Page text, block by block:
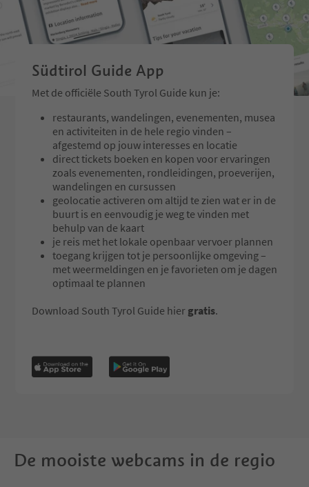
Südtirol Guide App
Met de officiële South Tyrol Guide kun je:
restaurants, wandelingen, evenementen, musea
en activiteiten in de hele regio vinden –
afgestemd op jouw interesses en locatie
direct tickets boeken en kopen voor ervaringen
zoals evenementen, rondleidingen, proeverijen,
wandelingen en cursussen
geolocatie activeren om altijd te zien wat er in de
buurt is en eenvoudig je weg te vinden met
behulp van de kaart
je reis met het lokale openbaar vervoer plannen
toegang krijgen tot je persoonlijke omgeving –
met weermeldingen en je favorieten om je dagen
optimaal te plannen
Download South Tyrol Guide hier gratis.
De mooiste webcams in de regio